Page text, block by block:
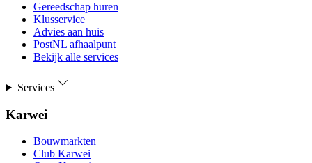
Gereedschap huren
Klusservice
Advies aan huis
PostNL afhaalpunt
Bekijk alle services
Services
Karwei
Bouwmarkten
Club Karwei